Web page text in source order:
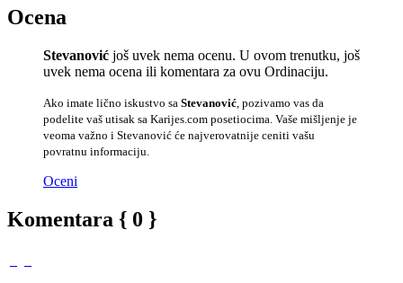
Ocena
Stevanović još uvek nema ocenu. U ovom trenutku, još
uvek nema ocena ili komentara za ovu Ordinaciju.
Ako imate lično iskustvo sa Stevanović , pozivamo vas da
podelite vaš utisak sa Karijes.com posetiocima. Vaše mišljenje je
veoma važno i Stevanović će najverovatnije ceniti vašu
povratnu informaciju.
Oceni
Komentara { 0 }